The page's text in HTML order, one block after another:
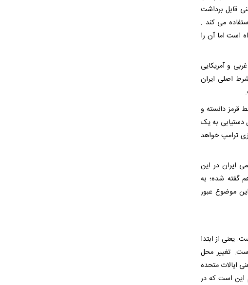
قابل برداشت
می کند .
است اما آن را
و آمریکایی
اصلی ایران
قرمز دانسته و
دستیابی به یک
ترامپ خواهد
ایران در این
گفته شده؛ به
موضوع عبور
یعنی از ابتدا
تغییر محل
ایالات متحده
این است که در